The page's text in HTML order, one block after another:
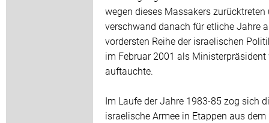
wegen dieses Massakers zurücktreten
verschwand danach für etliche Jahre
vordersten Reihe der israelischen
im Februar 2001 als Ministerpräsident
auftauchte.
Im Laufe der Jahre 1983-85 zog sich
israelische Armee in Etappen aus